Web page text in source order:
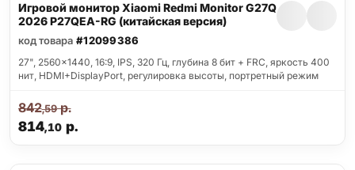
Игровой монитор Xiaomi Redmi Monitor G27Q
2026 P27QEA-RG (китайская версия)
код товара #12099386
27", 2560x1440, 16:9, IPS, 320 Гц, глубина 8 бит + FRC, яркость 400
нит, HDMI+DisplayPort, регулировка высоты, портретный режим
814,10р.
842,59р.